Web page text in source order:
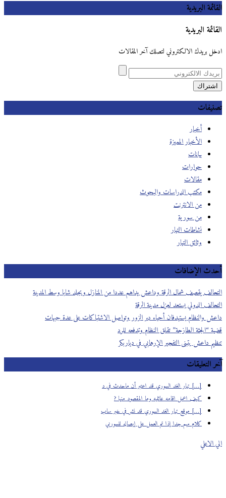
القائمة البريدية
القائمة البريدية
ادخل بريدك الالكتروني لتصلك آخر المقالات
تصنيفات
أخبار
الأخبار المميزة
بيانات
حوارات
مقالات
مكتب الدراسات والبحوث
من الانترنت
من سورية
نشاطات التيار
وثائق التيار
أحدث الإضافات
التحالف يقصف شمال الرقة وداعش يداهم عددا من المنازل ويجلد شابا وسط المدينة
التحالف الدولي يستعد لعزل مدينة الرقة
داعش والنظام يستهدفان أحياء دير الزور وتواصل الاشتباكات على عدة جبهات
قضية “الجثة الطازجة” تقلق النظام وتدفعه للرد
تنظيم داعش يتبنى التفجير الإرهابي في دياربكر
آخر التعليقات
[…] تيار الغد السوري قد اعتبر أن ماحدث في د
كيف اعمل اقامه عائليه وما المقصود منها ?
[…] موقع تيار الغد السوري قد نشر في خبر ساب
كلام مهم جدا إذا تم العمل على إيصاله للسوريي
الي الاعلي